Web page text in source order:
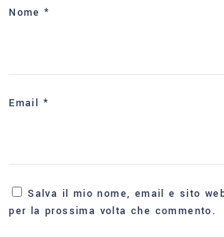
Nome*
Email *
Salva il mio nome, email e sito
per la prossima volta che commento.